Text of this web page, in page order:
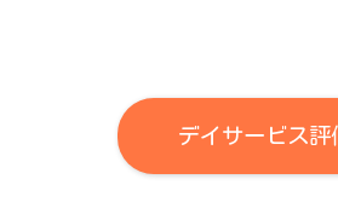
デイサービス評